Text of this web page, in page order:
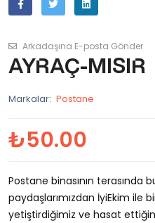
Arkadaşına E-posta Gönder
Ayraç-Mısır
Markalar: Postane
₺50.00
Postane binasının terasında
paydaşlarımızdan İyiEkim ile
yetiştirdiğimiz ve hasat